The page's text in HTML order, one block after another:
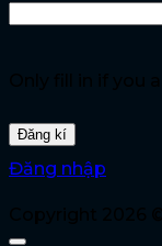
Đăng nhập